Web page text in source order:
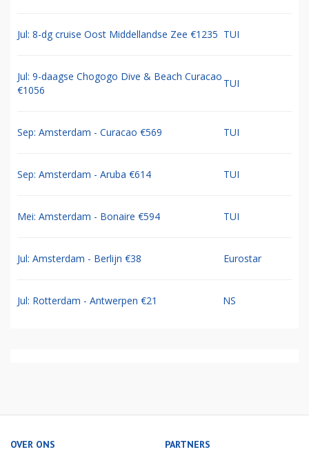
Jul: 8-dg cruise Oost Middellandse Zee €1235 TUI
Jul: 9-daagse Chogogo Dive & Beach Curacao
€1056
TUI
Sep: Amsterdam - Curacao €569 TUI
Sep: Amsterdam - Aruba €614 TUI
Mei: Amsterdam - Bonaire €594 TUI
Jul: Amsterdam - Berlijn €38 Eurostar
Jul: Rotterdam - Antwerpen €21 NS
OVER ONS PARTNERS